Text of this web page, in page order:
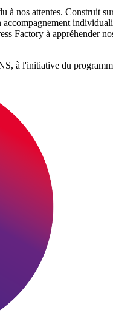
à nos attentes. Construit
accompagnement
Factory à appréhender
à l'initiative du